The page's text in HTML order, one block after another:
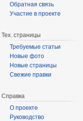
Обратная связь
Участие в проекте
Тех. страницы
Требуемые статьи
Новые фото
Новые страницы
Свежие правки
Справка
О проекте
Руководство